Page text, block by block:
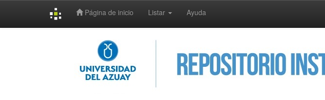
Página de inicio Listar Ayuda